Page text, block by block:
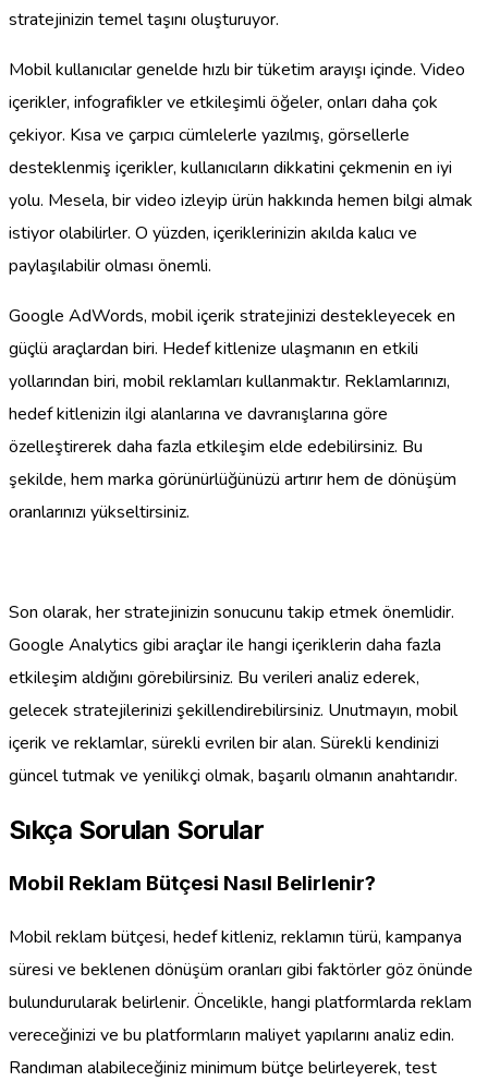
stratejinizin temel taşını oluşturuyor.
Mobil kullanıcılar genelde hızlı bir tüketim arayışı içinde. Video
içerikler, infografikler ve etkileşimli öğeler, onları daha çok
çekiyor. Kısa ve çarpıcı cümlelerle yazılmış, görsellerle
desteklenmiş içerikler, kullanıcıların dikkatini çekmenin en iyi
yolu. Mesela, bir video izleyip ürün hakkında hemen bilgi almak
istiyor olabilirler. O yüzden, içeriklerinizin akılda kalıcı ve
paylaşılabilir olması önemli.
Google AdWords, mobil içerik stratejinizi destekleyecek en
güçlü araçlardan biri. Hedef kitlenize ulaşmanın en etkili
yollarından biri, mobil reklamları kullanmaktır. Reklamlarınızı,
hedef kitlenizin ilgi alanlarına ve davranışlarına göre
özelleştirerek daha fazla etkileşim elde edebilirsiniz. Bu
şekilde, hem marka görünürlüğünüzü artırır hem de dönüşüm
oranlarınızı yükseltirsiniz.
Son olarak, her stratejinizin sonucunu takip etmek önemlidir.
Google Analytics gibi araçlar ile hangi içeriklerin daha fazla
etkileşim aldığını görebilirsiniz. Bu verileri analiz ederek,
gelecek stratejilerinizi şekillendirebilirsiniz. Unutmayın, mobil
içerik ve reklamlar, sürekli evrilen bir alan. Sürekli kendinizi
güncel tutmak ve yenilikçi olmak, başarılı olmanın anahtarıdır.
Sıkça Sorulan Sorular
Mobil Reklam Bütçesi Nasıl Belirlenir?
Mobil reklam bütçesi, hedef kitleniz, reklamın türü, kampanya
süresi ve beklenen dönüşüm oranları gibi faktörler göz önünde
bulundurularak belirlenir. Öncelikle, hangi platformlarda reklam
vereceğinizi ve bu platformların maliyet yapılarını analiz edin.
Randıman alabileceğiniz minimum bütçe belirleyerek, test